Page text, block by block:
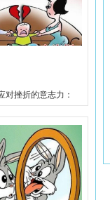
对挫折的意志力：